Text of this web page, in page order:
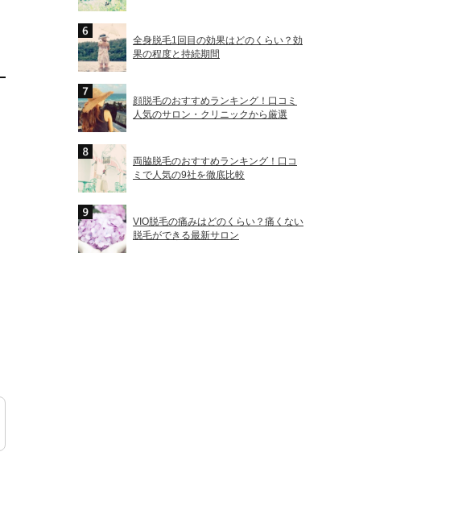
全身脱毛1回目の効果はどのくらい？効
果の程度と持続期間
顔脱毛のおすすめランキング！口コミ
人気のサロン・クリニックから厳選
両脇脱毛のおすすめランキング！口コ
ミで人気の9社を徹底比較
VIO脱毛の痛みはどのくらい？痛くない
脱毛ができる最新サロン